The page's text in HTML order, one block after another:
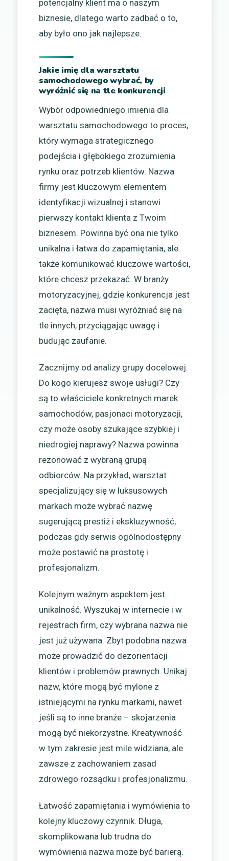
potencjalny klient ma o naszym
biznesie, dlatego warto zadbać o to,
aby było ono jak najlepsze.
Jakie imię dla warsztatu
samochodowego wybrać, by
wyróżnić się na tle konkurencji
Wybór odpowiedniego imienia dla
warsztatu samochodowego to proces,
który wymaga strategicznego
podejścia i głębokiego zrozumienia
rynku oraz potrzeb klientów. Nazwa
firmy jest kluczowym elementem
identyfikacji wizualnej i stanowi
pierwszy kontakt klienta z Twoim
biznesem. Powinna być ona nie tylko
unikalna i łatwa do zapamiętania, ale
także komunikować kluczowe wartości,
które chcesz przekazać. W branży
motoryzacyjnej, gdzie konkurencja jest
zacięta, nazwa musi wyróżniać się na
tle innych, przyciągając uwagę i
budując zaufanie.
Zacznijmy od analizy grupy docelowej.
Do kogo kierujesz swoje usługi? Czy
są to właściciele konkretnych marek
samochodów, pasjonaci motoryzacji,
czy może osoby szukające szybkiej i
niedrogiej naprawy? Nazwa powinna
rezonować z wybraną grupą
odbiorców. Na przykład, warsztat
specjalizujący się w luksusowych
markach może wybrać nazwę
sugerującą prestiż i ekskluzywność,
podczas gdy serwis ogólnodostępny
może postawić na prostotę i
profesjonalizm.
Kolejnym ważnym aspektem jest
unikalność. Wyszukaj w internecie i w
rejestrach firm, czy wybrana nazwa nie
jest już używana. Zbyt podobna nazwa
może prowadzić do dezorientacji
klientów i problemów prawnych. Unikaj
nazw, które mogą być mylone z
istniejącymi na rynku markami, nawet
jeśli są to inne branże – skojarzenia
mogą być niekorzystne. Kreatywność
w tym zakresie jest mile widziana, ale
zawsze z zachowaniem zasad
zdrowego rozsądku i profesjonalizmu.
Łatwość zapamiętania i wymówienia to
kolejny kluczowy czynnik. Długa,
skomplikowana lub trudna do
wymówienia nazwa może być barierą.